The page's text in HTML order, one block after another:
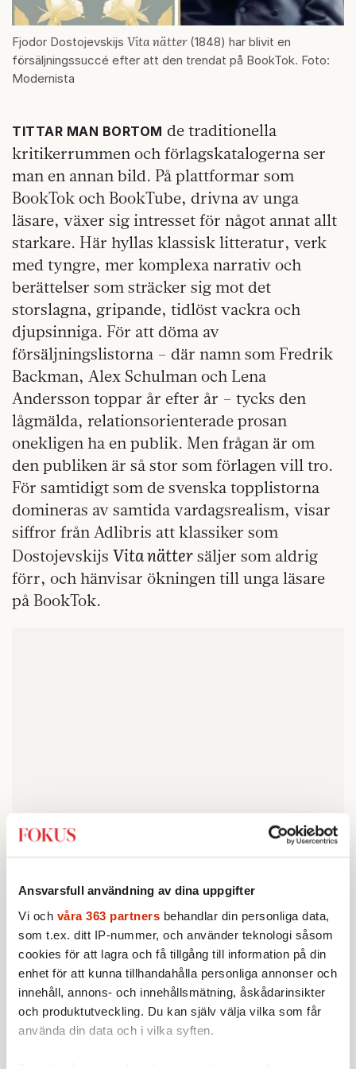
Ansvarsfull användning av dina uppgifter
Vi och våra 363 partners behandlar din personliga data,
som t.ex. ditt IP-nummer, och använder teknologi såsom
cookies för att lagra och få tillgång till information på din
enhet för att kunna tillhandahålla personliga annonser och
innehåll, annons- och innehållsmätning, åskådarinsikter
och produktutveckling. Du kan själv välja vilka som får
använda din data och i vilka syften.
Fjodor Dostojevskijs Vita nätter (1848) har blivit en
försäljningssuccé efter att den trendat på BookTok. Foto:
Modernista
TITTAR MAN BORTOM de traditionella
kritikerrummen och förlagskatalogerna ser
man en annan bild. På plattformar som
BookTok och BookTube, drivna av unga
läsare, växer sig intresset för något annat allt
starkare. Här hyllas klassisk litteratur, verk
med tyngre, mer komplexa narrativ och
berättelser som sträcker sig mot det
storslagna, gripande, tidlöst vackra och
djupsinniga. För att döma av
försäljningslistorna – där namn som Fredrik
Backman, Alex Schulman och Lena
Andersson toppar år efter år – tycks den
lågmälda, relationsorienterade prosan
onekligen ha en publik. Men frågan är om
den publiken är så stor som förlagen vill tro.
För samtidigt som de svenska topplistorna
domineras av samtida vardagsrealism, visar
siffror från Adlibris att klassiker som
Dostojevskijs Vita nätter säljer som aldrig
förr, och hänvisar ökningen till unga läsare
på BookTok.
Majoriteten av de svenska bokförlagens
utgivna författare befinner sig över
medelåldern. Bland de 20 mest sålda
boktitlarna under 2025 återfinns knappt en
handfull författare under 40. Men utanför
dessa förlags-exklusiva rum rör sig en armé
av unga människor som skriver. Som